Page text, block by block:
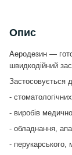
Опис
Аеродезин —
швидкодійний
Застосовується
-
- виробів
- обладнання,
- перукарського,